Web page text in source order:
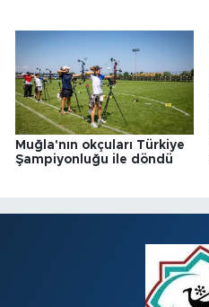
Muğla'nın okçuları Türkiye
Şampiyonluğu ile döndü